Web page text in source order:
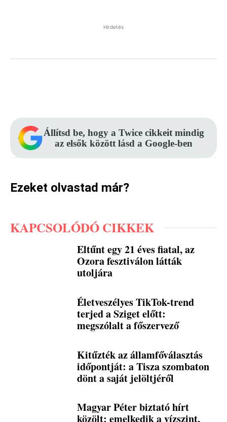
Hirdetés
Állítsd be, hogy a Twice cikkeit mindig
az elsők között lásd a Google-ben
Ezeket olvastad már?
KAPCSOLÓDÓ CIKKEK
Eltűnt egy 21 éves fiatal, az
Ozora fesztiválon látták
utoljára
Életveszélyes TikTok-trend
terjed a Sziget előtt:
megszólalt a főszervező
Kitűzték az államfőválasztás
időpontját: a Tisza szombaton
dönt a saját jelöltjéről
Magyar Péter biztató hírt
közölt: emelkedik a vízszint,